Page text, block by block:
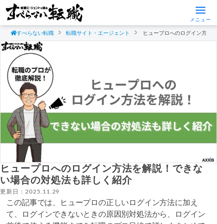
メニュー
すべらない転職 転職サイト・エージェント ヒュープロへのログイン方法
ヒュープロへのログイン方法を解説！できな
い場合の対処法も詳しく紹介
更新日：2025.11.29
この記事では、ヒュープロの正しいログイン方法に加え
て、ログインできないときの原因別対処法から、ログイン